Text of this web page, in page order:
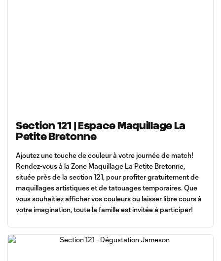
Section 121 | Espace Maquillage La
Petite Bretonne
Ajoutez une touche de couleur à votre journée de match!
Rendez-vous à la Zone Maquillage La Petite Bretonne,
située près de la section 121, pour profiter gratuitement de
maquillages artistiques et de tatouages temporaires. Que
vous souhaitiez afficher vos couleurs ou laisser libre cours à
votre imagination, toute la famille est invitée à participer!